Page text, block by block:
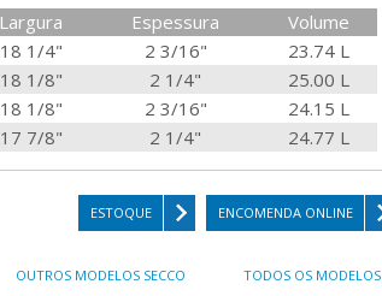
Largura Espessura
Volume
18 1/4" 2 3/16"
23.74 L
18 1/8" 2 1/4"
25.00 L
18 1/8" 2 3/16"
24.15 L
17 7/8" 2 1/4" 24.77 L
ESTOQUE ENCOMENDA ONLINE
TODOS OS MODELOS
OUTROS MODELOS SECCO